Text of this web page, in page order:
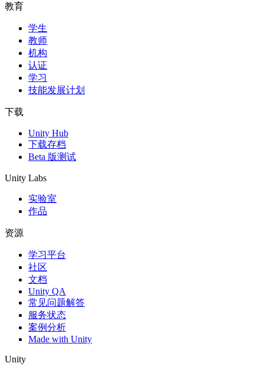
教育
学生
教师
机构
认证
学习
技能发展计划
下载
Unity Hub
下载存档
Beta 版测试
Unity Labs
实验室
作品
资源
学习平台
社区
文档
Unity QA
常见问题解答
服务状态
案例分析
Made with Unity
Unity